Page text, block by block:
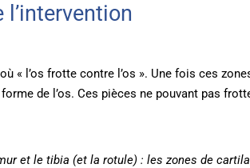
« l’os frotte contre l’os ». Une fois ces
de l’os. Ces pièces ne pouvant pas
et le tibia (et la rotule) : les zones de